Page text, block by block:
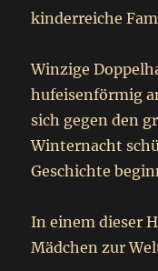
kinderreiche
Winzige
hufeisenförmig
sich gegen den
Winternacht
Geschichte
In einem dieser
Mädchen zur